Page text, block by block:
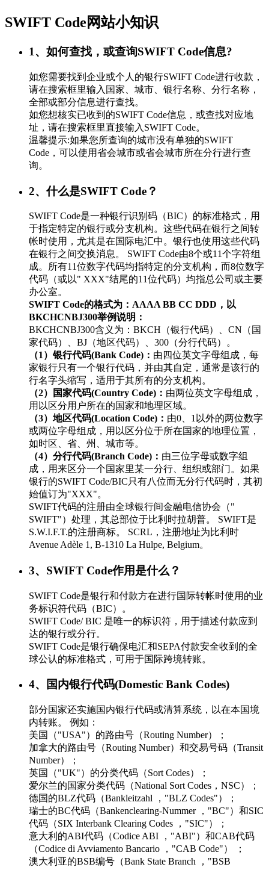
SWIFT Code网站小知识
1、如何查找，或查询SWIFT Code信息?
如您需要找到企业或个人的银行SWIFT Code进行收款，
请在搜索框里输入国家、城市、银行名称、分行名称，
全部或部分信息进行查找。
如您想核实已收到的SWIFT Code信息，或查找对应地
址，请在搜索框里直接输入SWIFT Code。
温馨提示:如果您所查询的城市没有单独的SWIFT
Code，可以使用省会城市或省会城市所在分行进行查
询。
2、什么是SWIFT Code？
SWIFT Code是一种银行识别码（BIC）的标准格式，用
于指定特定的银行或分支机构。这些代码在银行之间转
帐时使用，尤其是在国际电汇中。银行也使用这些代码
在银行之间交换消息。 SWIFT Code由8个或11个字符组
成。所有11位数字代码均指特定的分支机构，而8位数字
代码（或以" XXX"结尾的11位代码）均指总公司或主要
办公室。
SWIFT Code的格式为：AAAA BB CC DDD，以
BKCHCNBJ300举例说明：
BKCHCNBJ300含义为：BKCH（银行代码）、CN（国
家代码）、BJ（地区代码）、300（分行代码）。
（1）银行代码(Bank Code)： 由四位英文字母组成，每
家银行只有一个银行代码，并由其自定，通常是该行的
行名字头缩写，适用于其所有的分支机构。
（2）国家代码(Country Code)： 由两位英文字母组成，
用以区分用户所在的国家和地理区域。
（3）地区代码(Location Code)： 由0、1以外的两位数字
或两位字母组成，用以区分位于所在国家的地理位置，
如时区、省、州、城市等。
（4）分行代码(Branch Code)： 由三位字母或数字组
成，用来区分一个国家里某一分行、组织或部门。如果
银行的SWIFT Code/BIC只有八位而无分行代码时，其初
始值订为"XXX"。
SWIFT代码的注册由全球银行间金融电信协会（"
SWIFT"）处理，其总部位于比利时拉胡普。 SWIFT是
S.W.I.F.T.的注册商标。 SCRL，注册地址为比利时
Avenue Adèle 1, B-1310 La Hulpe, Belgium。
3、SWIFT Code作用是什么？
SWIFT Code是银行和付款方在进行国际转帐时使用的业
务标识符代码（BIC）。
SWIFT Code/ BIC 是唯一的标识符，用于描述付款应到
达的银行或分行。
SWIFT Code是银行确保电汇和SEPA付款安全收到的全
球公认的标准格式，可用于国际跨境转账。
4、国内银行代码(Domestic Bank Codes)
部分国家还实施国内银行代码或清算系统，以在本国境
内转账。 例如：
美国（"USA"）的路由号（Routing Number）；
加拿大的路由号（Routing Number）和交易号码（Transit
Number）；
英国（"UK"）的分类代码（Sort Codes）；
爱尔兰的国家分类代码（National Sort Codes，NSC）；
德国的BLZ代码（Bankleitzahl ，"BLZ Codes"）；
瑞士的BC代码（Bankenclearing-Nummer ，"BC"）和SIC
代码（SIX Interbank Clearing Codes ，"SIC"）；
意大利的ABI代码（Codice ABI ，"ABI"）和CAB代码
（Codice di Avviamento Bancario ，"CAB Code"） ；
澳大利亚的BSB编号（Bank State Branch ，"BSB